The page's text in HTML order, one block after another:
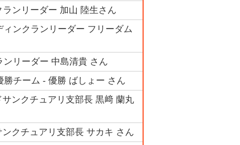
ンリーダー 加山 陸生さん
ンクランリーダー フリーダム
リーダー 中島清貴 さん
チーム - 優勝 ばしょー さん
ンクチュアリ支部長 黒﨑 蘭丸
クチュアリ支部長 サカキ さん